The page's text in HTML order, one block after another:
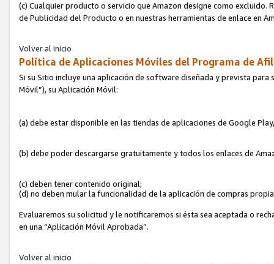
(c) Cualquier producto o servicio que Amazon designe como excluido.
de Publicidad del Producto o en nuestras herramientas de enlace en
Volver al inicio
Política de Aplicaciones Móviles del Programa de
Si su Sitio incluye una aplicación de software diseñada y prevista
Móvil”), su Aplicación Móvil:
(a) debe estar disponible en las tiendas de aplicaciones de Google
(b) debe poder descargarse gratuitamente y todos los enlaces de
(c) deben tener contenido original;
(d) no deben mular la funcionalidad de la aplicación de compras
Evaluaremos su solicitud y le notificaremos si ésta sea aceptada o
en una “Aplicación Móvil Aprobada”.
Volver al inicio